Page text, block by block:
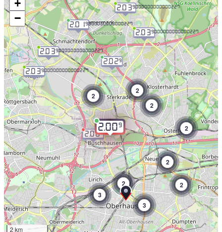
2.009
2
3
2
3
2
2.069
2.019.000000000000227
2.039.000000000000227
2.039.000000000000227
2.039.000000000000227
2.039.000000000000227
2.029
2
2
2
2
+
−
2 km